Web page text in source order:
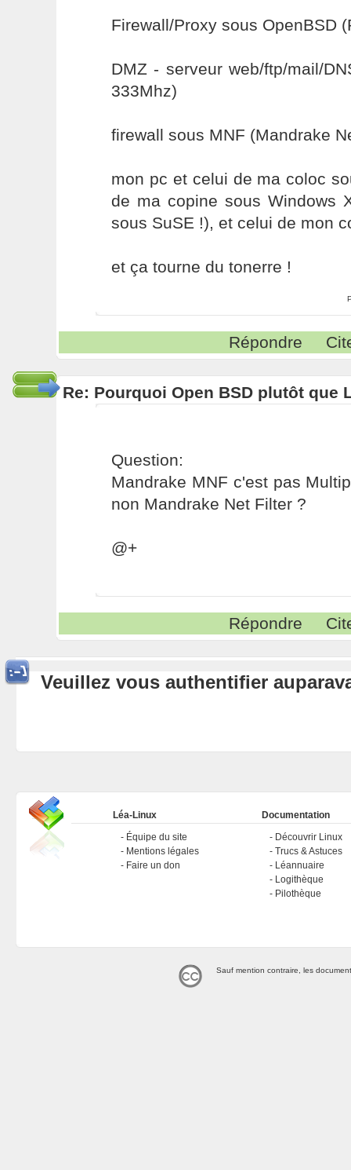
Firewall/Proxy sous OpenBSD
DMZ - serveur web/ftp/mail/
333Mhz)
firewall sous MNF (Mandrake
mon pc et celui de ma coloc
de ma copine sous Windows
sous SuSE !), et celui de mon
et ça tourne du tonerre !
Répondre
Re: Pourquoi Open BSD plutôt que
Question:
Mandrake MNF c'est pas
non Mandrake Net Filter ?
@+
Répondre
Veuillez vous authentifier
Léa-Linux
Équipe du site
Mentions légales
Faire un don
Documentation
Découvrir Linux
Trucs & Astuces
Léannuaire
Logithèque
Pilothèque
Sauf mention contraire, les